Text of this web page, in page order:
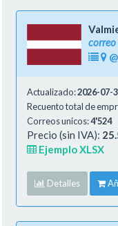
@
Actualizado:2026-07-
Recuento total de
Correos unicos:4'524
Precio (sin IVA):
Ejemplo XLSX
Detalles